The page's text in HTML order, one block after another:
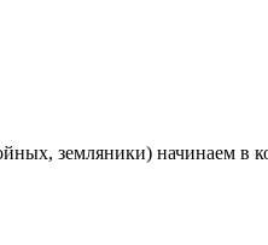
земляники) начинаем в